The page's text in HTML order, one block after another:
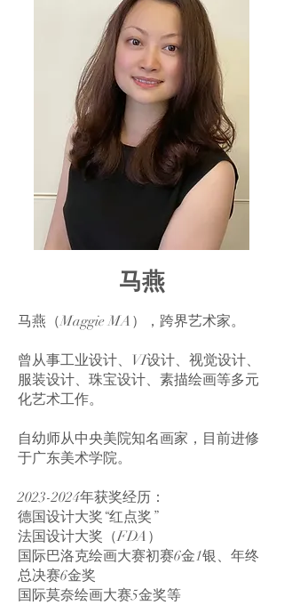
马燕
马燕（Maggie MA），跨界艺术家。
曾从事工业设计、VI设计、视觉设计、
服装设计、珠宝设计、素描绘画等多元
化艺术工作。
自幼师从中央美院知名画家，目前进修
于广东美术学院。
2023-2024年获奖经历：
德国设计大奖“红点奖”
法国设计大奖（FDA）
国际巴洛克绘画大赛初赛6金1银、年终
总决赛6金奖
国际莫奈绘画大赛5金奖等